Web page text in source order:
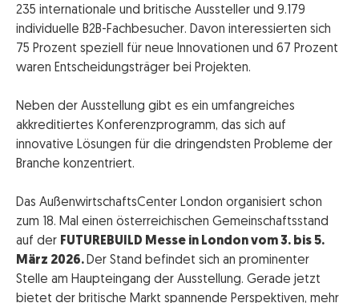
235 internationale und britische Aussteller und 9.179
individuelle B2B-Fachbesucher. Davon interessierten sich
75 Prozent speziell für neue Innovationen und 67 Prozent
waren Entscheidungsträger bei Projekten.
Neben der Ausstellung gibt es ein umfangreiches
akkreditiertes Konferenzprogramm, das sich auf
innovative Lösungen für die dringendsten Probleme der
Branche konzentriert.
Das AußenwirtschaftsCenter London organisiert schon
zum 18. Mal einen österreichischen Gemeinschaftsstand
auf der FUTUREBUILD Messe in London vom 3. bis 5.
März 2026.Der Stand befindet sich an prominenter
Stelle am Haupteingang der Ausstellung. Gerade jetzt
bietet der britische Markt spannende Perspektiven, mehr